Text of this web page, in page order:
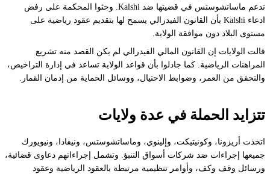
تدعم ماساتشوستس في قضيتها ضد Kalshi. وحثوا المحكمة على رفض
ادعاء Kalshi بأن القانون الفيدرالي يسمح لها بتقديم عقود رياضية على
مستوى البلاد دون موافقة الولاية.
قالت الولايات إن القانون المالي الفيدرالي لم يكن القصد منه تشريع
المراهنات الرياضية. كما جادلوا بأن قواعد الولاية تساعد في إدارة التراخيص،
والتحقق من العمر، وضوابط الاحتيال، ووسائل الحماية من إدمان القمار.
تتزايد الحملة في عدة ولايات
اتخذت أريزونا، وكونيتيكت، وإلينوي، وماساتشوستس، ونيفادا، ونيويورك
جميعها إجراءات ضد شركات أسواق التنبؤ. وتشمل إجراءاتهم دعاوى قضائية،
ورسائل وقف وكف، وأوامر تنظيمية مرتبطة بالعقود الرياضية وعقود